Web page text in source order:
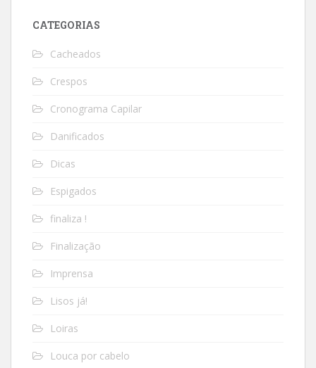
CATEGORIAS
Cacheados
Crespos
Cronograma Capilar
Danificados
Dicas
Espigados
finaliza !
Finalização
Imprensa
Lisos já!
Loiras
Louca por cabelo